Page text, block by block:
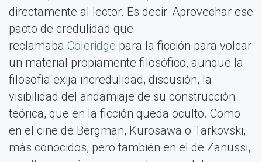
directamente al lector. Es decir: Aprovechar ese
pacto de credulidad que
reclamaba Coleridge para la ficción para volcar
un material propiamente filosófico, aunque la
filosofía exija incredulidad, discusión, la
visibilidad del andamiaje de su construcción
teórica, que en la ficción queda oculto. Como
en el cine de Bergman, Kurosawa o Tarkovski,
más conocidos, pero también en el de Zanussi,